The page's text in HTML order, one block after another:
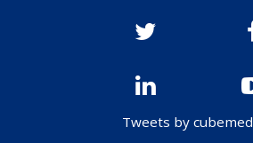
Tweets by